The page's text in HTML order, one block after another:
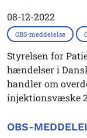
08-12-2022
OBS-meddelelse
Styrelsen for
hændelser i
handler om
injektionsvæske
OBS-